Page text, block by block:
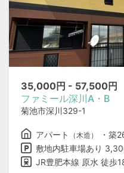
35,000円 - 57,500円
ファミール深川A・B
菊池市深川329-1
アパート （木造）
・築
敷地内駐車場あり
JR豊肥本線 原水 徒歩